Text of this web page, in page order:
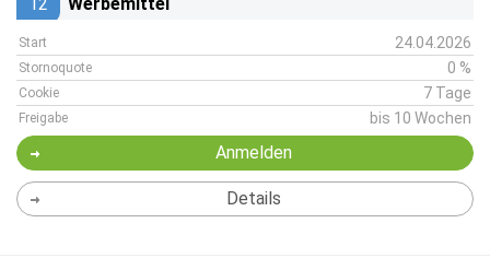
Start 24.04.2026
Stornoquote 0 %
Cookie 7 Tage
Freigabe bis 10 Wochen
Anmelden
Details